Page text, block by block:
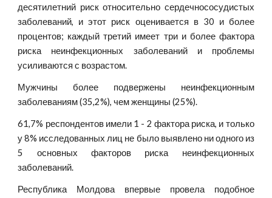
десятилетний риск относительно сердечнососудистых
заболеваний, и этот риск оценивается в 30 и более
процентов; каждый третий имеет три и более фактора
риска неинфекционных заболеваний и проблемы
усиливаются с возрастом.
Мужчины более подвержены неинфекционным
заболеваниям (35,2%), чем женщины (25%).
61,7% респондентов имели 1 - 2 фактора риска, и только
у 8% исследованных лиц не было выявлено ни одного из
5 основных факторов риска неинфекционных
заболеваний.
Республика Молдова впервые провела подобное